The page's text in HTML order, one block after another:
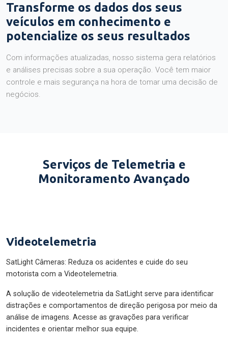
Transforme os dados dos seus
veículos em conhecimento e
potencialize os seus resultados
Com informações atualizadas, nosso sistema gera relatórios
e análises precisas sobre a sua operação. Você tem maior
controle e mais segurança na hora de tomar uma decisão de
negócios.
Serviços de Telemetria e
Monitoramento Avançado
Videotelemetria
SatLight Câmeras: Reduza os acidentes e cuide do seu
motorista com a Videotelemetria.
A solução de videotelemetria da SatLight serve para identificar
distrações e comportamentos de direção perigosa por meio da
análise de imagens. Acesse as gravações para verificar
incidentes e orientar melhor sua equipe.